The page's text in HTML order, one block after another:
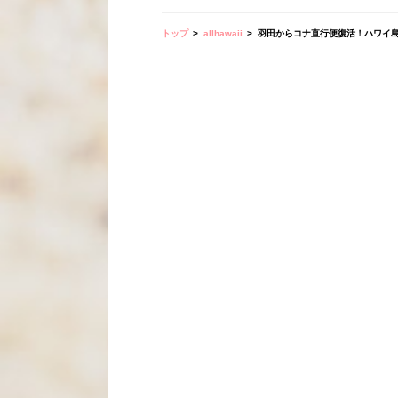
トップ allhawaii 羽田からコナ直行便復活！ハワイ